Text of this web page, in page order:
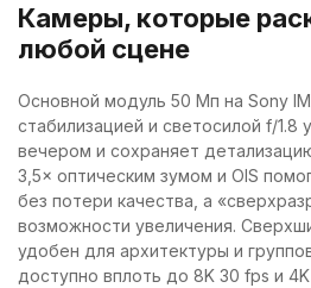
Камеры, которые
любой сцене
Основной модуль 50 Мп на Sony
стабилизацией и светосилой f/1.8
вечером и сохраняет
3,5× оптическим зумом и OIS
без потери качества, а
возможности увеличения.
удобен для архитектуры и
доступно вплоть до 8K 30 fps и